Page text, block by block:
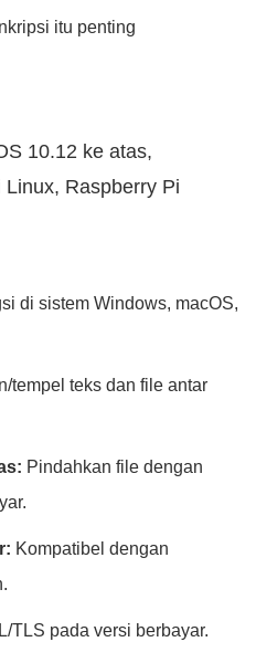
itu penting
10.12 ke atas,
Raspberry Pi
di sistem Windows, macOS,
tempel teks dan file antar
Pindahkan file dengan
Kompatibel dengan
TLS pada versi berbayar.